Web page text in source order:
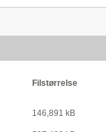
Filstørrelse
146,891 kB